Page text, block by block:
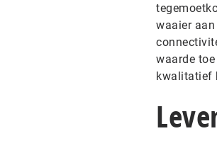
waaier
waarde
kwalitatief